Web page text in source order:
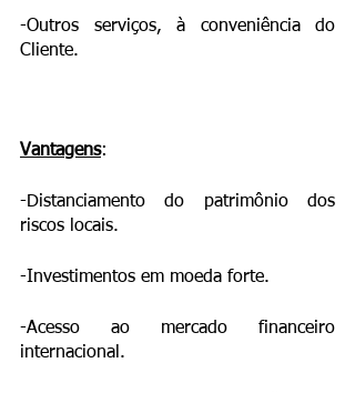
-Outros serviços, à conveniência do
Cliente.
Vantagens:
-Distanciamento do patrimônio dos
riscos locais.
-Investimentos em moeda forte.
-Acesso ao mercado financeiro
internacional.